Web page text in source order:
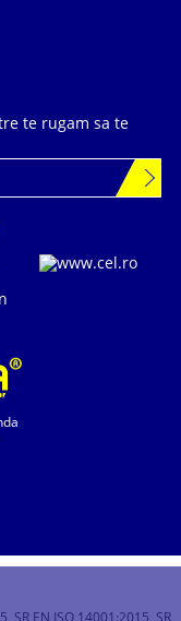
te rugam sa te
SR EN ISO 14001:2015, SR